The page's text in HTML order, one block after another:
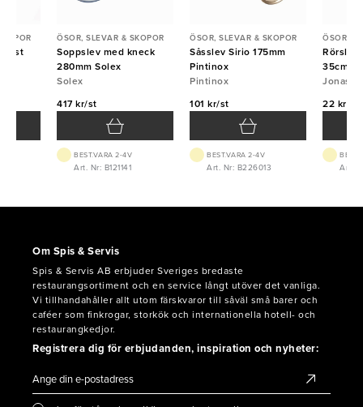
ÖSOR, SLEVAR & SKOPOR
Soppslev med kneck
280mm Solex
Solex
417 kr/st
BEST.VARA 2-4V
Art. Nr: B121141
ÖSOR, SLEVAR & SKOPOR
Såsslev Sirio 175mm
Pintinox
Pintinox
101 kr/st
BEST.VARA 2-4V
Art. Nr: B226013
ÖSOR,
Rörslev
35cm
Jonas
22 kr/st
Art.
Om Spis & Servis
Spis & Servis AB erbjuder Sveriges bredaste
restaurangsortiment och en service långt utöver det vanliga.
Vi tillhandahåller allt utom färskvaror till såväl små barer och
caféer som finkrogar, storkök och internationella hotell- och
restaurangkedjor.
Registrera dig för erbjudanden, inspiration och nyheter: